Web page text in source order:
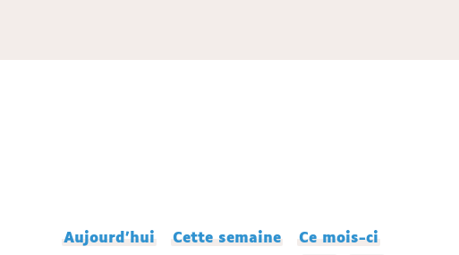
Aujourd'hui Cette semaine Ce mois-ci